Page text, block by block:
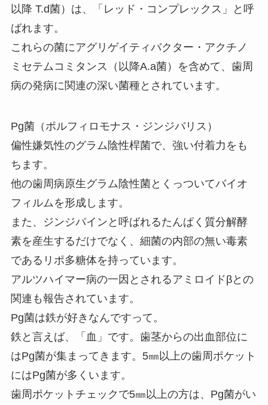
以降 T.d菌）は、「レッド・コンプレックス」と呼
ばれます。
これらの菌にアグリゲイティバクター・アクチノ
ミセテムコミタンス（以降A.a菌）を含めて、歯周
病の発病に関連の深い菌種とされています。
Pg菌（ポルフィロモナス・ジンジバリス）
偏性嫌気性のグラム陰性桿菌で、強い付着力をも
ちます。
他の歯周病原生グラム陰性菌とくっついてバイオ
フィルムを形成します。
また、ジンジパインと呼ばれるたんぱく質分解酵
素を産生するだけでなく、細菌の内部の無い毒素
であるリポ多糖体を持っています。
アルツハイマー病の一因とされるアミロイドβとの
関連も報告されています。
Pg菌は鉄が好きなんですって。
鉄と言えば、「血」です。歯茎からの出血部位に
はPg菌が集まってきます。5㎜以上の歯周ポケット
にはPg菌が多くいます。
歯周ポケットチェックで5㎜以上の方は、Pg菌がい